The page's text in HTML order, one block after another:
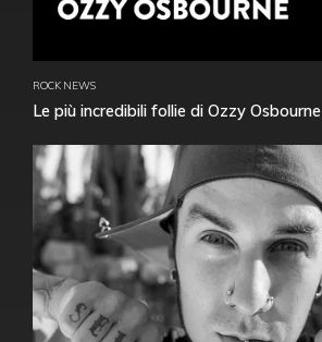
ROCK NEWS
Le più incredibili follie di Ozzy Osbourne